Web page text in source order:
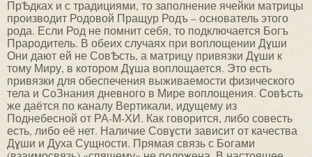
ПрѢдках и с традициями, то заполнение ячейки матрицы
производит Родовой Пращур Родъ – основатель этого
рода. Если Род не помнит себя, то подключается Богъ
Прародитель. В обеих случаях при воплощении Дɣши
Они дают ей не СовѢсть, а матрицу привязки Дɣши к
тому Миру, в котором Дɣша воплощается. Это есть
привязки для обеспечения выживаемости физического
тела и СоЗнания дневного в Мире воплощения. Совѣсть
же даётся по каналу Вертикали, идущему из
Поднебесной от РА-М-ХИ. Как говорится, либо совесть
есть, либо её нет. Наличие Совɣсти зависит от качества
Дɣши и Духа Сущности. Прямая связь с Богами